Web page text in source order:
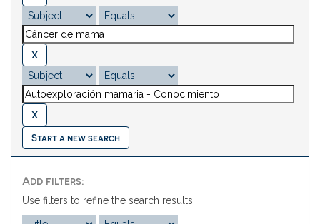
Start a new search
Add filters:
Use filters to refine the search results.